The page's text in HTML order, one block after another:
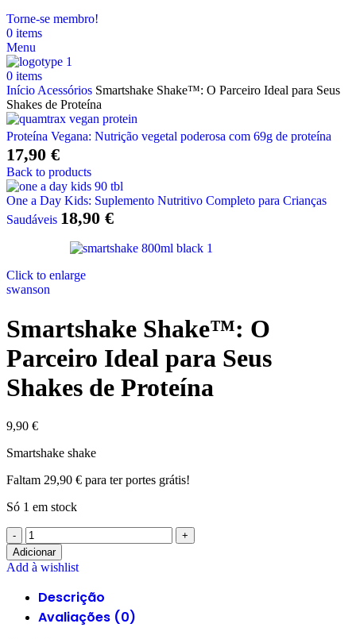
Torne-se membro!
0 items
Menu
0 items
Início Acessórios Smartshake Shake™: O Parceiro Ideal para Seus
Shakes de Proteína
Proteína Vegana: Nutrição vegetal poderosa com 69g de proteína
17,90 €
Back to products
One a Day Kids: Suplemento Nutritivo Completo para Crianças
Saudáveis 18,90 €
Click to enlarge
swanson
Smartshake Shake™: O
Parceiro Ideal para Seus
Shakes de Proteína
9,90 €
Smartshake shake
Faltam 29,90 € para ter portes grátis!
Só 1 em stock
Quantidade
de
Smartshake
O
Parceiro
Adicionar
Add à wishlist
Descrição
Avaliações (0)